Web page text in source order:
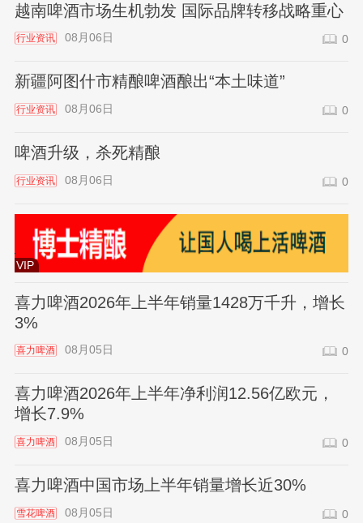
越南啤酒市场生机勃发 国际品牌转移战略重心
行业资讯 08月06日 0
新疆阿图什市精酿啤酒酿出“本土味道”
行业资讯 08月06日 0
啤酒升级，杀死精酿
行业资讯 08月06日 0
VIP
喜力啤酒2026年上半年销量1428万千升，增长
3%
喜力啤酒 08月05日 0
喜力啤酒2026年上半年净利润12.56亿欧元，
增长7.9%
喜力啤酒 08月05日 0
喜力啤酒中国市场上半年销量增长近30%
雪花啤酒 08月05日 0